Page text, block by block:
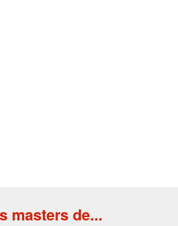
masters de...